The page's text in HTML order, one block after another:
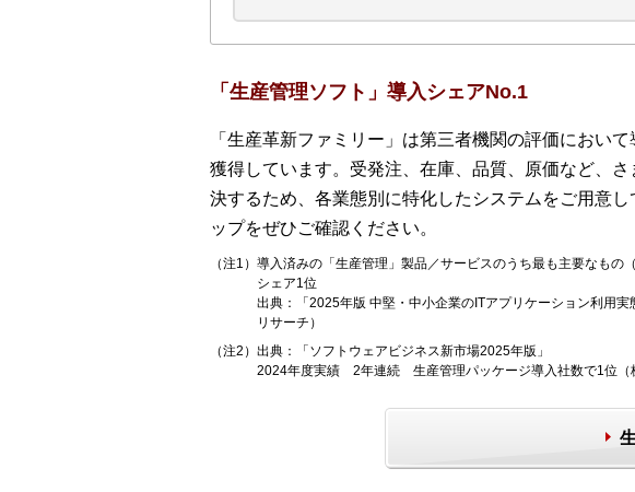
「生産管理ソフト」導入シェアNo.1
「生産革新ファミリー」は第三者機関の評価におい
獲得しています。受発注、在庫、品質、原価など、
決するため、各業態別に特化したシステムをご用意
ップをぜひご確認ください。
（注1）導入済みの「生産管理」製品／サービスのうち最も主要なも
シェア1位
出典：「2025年版 中堅・中小企業のITアプリケーション利用
リサーチ）
（注2）出典：「ソフトウェアビジネス新市場2025年版」
2024年度実績 2年連続 生産管理パッケージ導入社数で1位（